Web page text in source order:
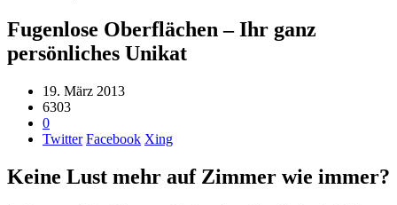
Fugenlose Oberflächen – Ihr ganz
persönliches Unikat
19. März 2013
6303
0
Twitter Facebook Xing
Keine Lust mehr auf Zimmer wie immer?